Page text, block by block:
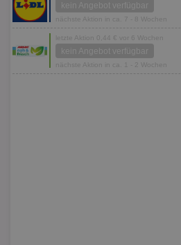
kein Angebot verfügbar
nächste Aktion in ca. 7 - 8 Wochen
letzte Aktion 0,44 € vor 6 Wochen
kein Angebot verfügbar
nächste Aktion in ca. 1 - 2 Wochen